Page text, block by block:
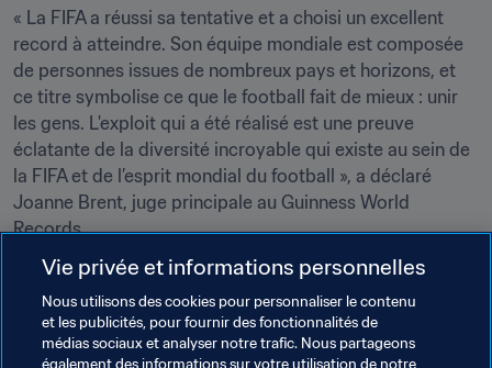
« La FIFA a réussi sa tentative et a choisi un excellent
record à atteindre. Son équipe mondiale est composée
de personnes issues de nombreux pays et horizons, et
ce titre symbolise ce que le football fait de mieux : unir
les gens. L'exploit qui a été réalisé est une preuve
éclatante de la diversité incroyable qui existe au sein de
la FIFA et de l’esprit mondial du football », a déclaré
Joanne Brent, juge principale au Guinness World
Records.
Vie privée et informations personnelles
Nous utilisons des cookies pour personnaliser le contenu
et les publicités, pour fournir des fonctionnalités de
médias sociaux et analyser notre trafic. Nous partageons
également des informations sur votre utilisation de notre